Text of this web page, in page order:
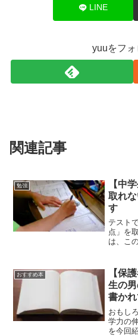
LINE
yuuをフォ
関連記事
勉強
【中
取れ
す
テスト
点」を
は、こ
ら、自
点を取
おすすめ本
【保
生の
書か
おもし
学力の
を今回